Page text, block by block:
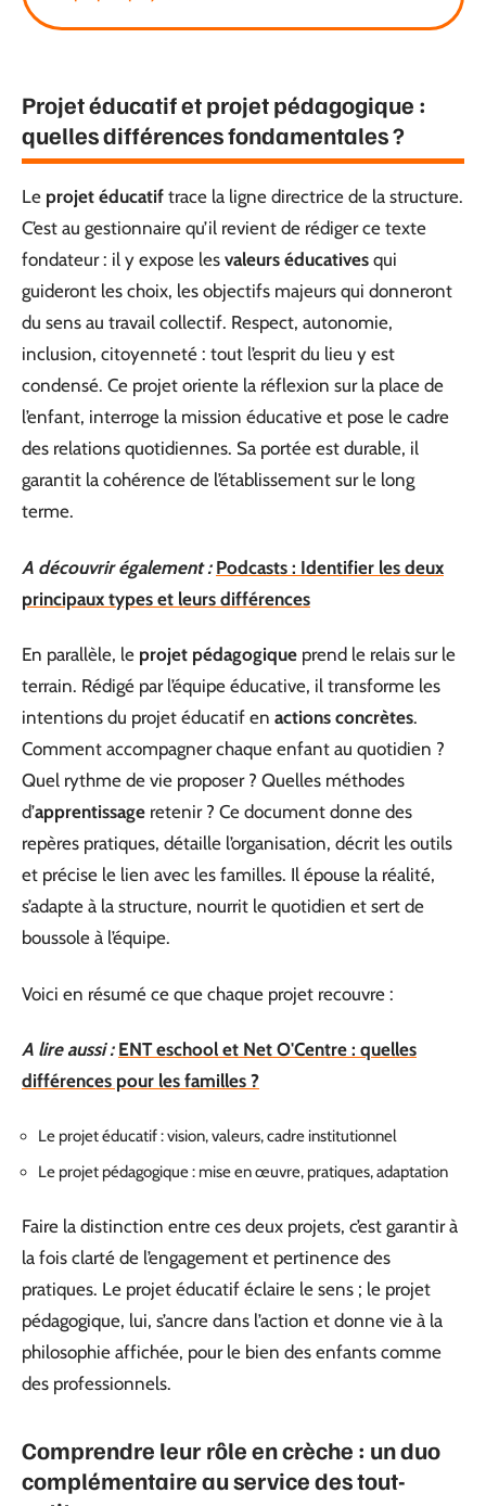
Projet éducatif et projet pédagogique :
quelles différences fondamentales ?
Le projet éducatif trace la ligne directrice de la structure.
C’est au gestionnaire qu’il revient de rédiger ce texte
fondateur : il y expose les valeurs éducatives qui
guideront les choix, les objectifs majeurs qui donneront
du sens au travail collectif. Respect, autonomie,
inclusion, citoyenneté : tout l’esprit du lieu y est
condensé. Ce projet oriente la réflexion sur la place de
l’enfant, interroge la mission éducative et pose le cadre
des relations quotidiennes. Sa portée est durable, il
garantit la cohérence de l’établissement sur le long
terme.
A découvrir également : Podcasts : Identifier les deux
principaux types et leurs différences
En parallèle, le projet pédagogique prend le relais sur le
terrain. Rédigé par l’équipe éducative, il transforme les
intentions du projet éducatif en actions concrètes.
Comment accompagner chaque enfant au quotidien ?
Quel rythme de vie proposer ? Quelles méthodes
d’apprentissage retenir ? Ce document donne des
repères pratiques, détaille l’organisation, décrit les outils
et précise le lien avec les familles. Il épouse la réalité,
s’adapte à la structure, nourrit le quotidien et sert de
boussole à l’équipe.
Voici en résumé ce que chaque projet recouvre :
A lire aussi : ENT eschool et Net O'Centre : quelles
différences pour les familles ?
Le projet éducatif : vision, valeurs, cadre institutionnel
Le projet pédagogique : mise en œuvre, pratiques, adaptation
Faire la distinction entre ces deux projets, c’est garantir à
la fois clarté de l’engagement et pertinence des
pratiques. Le projet éducatif éclaire le sens ; le projet
pédagogique, lui, s’ancre dans l’action et donne vie à la
philosophie affichée, pour le bien des enfants comme
des professionnels.
Comprendre leur rôle en crèche : un duo
complémentaire au service des tout-